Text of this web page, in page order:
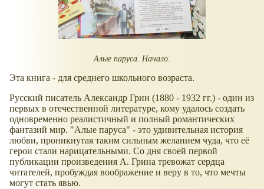
Алые паруса. Начало.
Эта книга - для среднего школьного возраста.
Русский писатель Александр Грин (1880 - 1932 гг.) - один из
первых в отечественной литературе, кому удалось создать
одновременно реалистичный и полный романтических
фантазий мир. "Алые паруса" - это удивительная история
любви, проникнутая таким сильным желанием чуда, что её
герои стали нарицательными. Со дня своей первой
публикации произведения А. Грина тревожат сердца
читателей, пробуждая воображение и веру в то, что мечты
могут стать явью.